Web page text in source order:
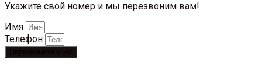
Укажите свой номер и мы перезвоним вам!
Имя
Телефон
Перезвоните мне!